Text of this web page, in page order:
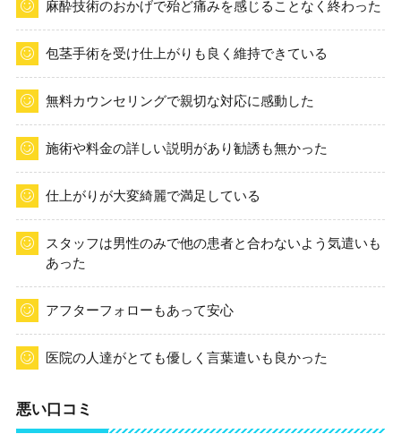
麻酔技術のおかげで殆ど痛みを感じることなく終わった
包茎手術を受け仕上がりも良く維持できている
無料カウンセリングで親切な対応に感動した
施術や料金の詳しい説明があり勧誘も無かった
仕上がりが大変綺麗で満足している
スタッフは男性のみで他の患者と合わないよう気遣いも
あった
アフターフォローもあって安心
医院の人達がとても優しく言葉遣いも良かった
悪い口コミ